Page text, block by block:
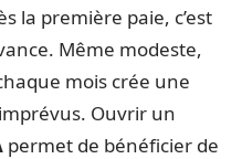
la première paie, c’est
Même modeste,
mois crée une
Ouvrir un
permet de bénéficier de